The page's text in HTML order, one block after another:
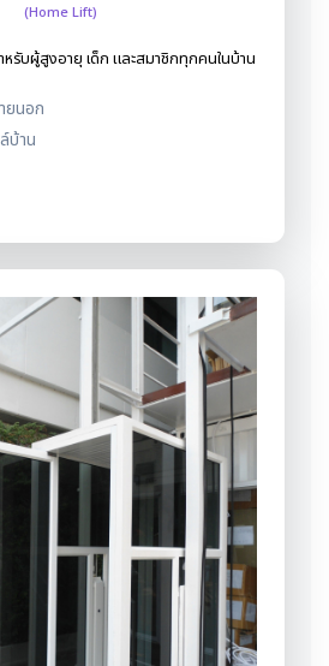
(Home Lift)
รับผู้สูงอายุ เด็ก และสมาชิกทุกคนในบ้าน
ยนอก
บ้าน